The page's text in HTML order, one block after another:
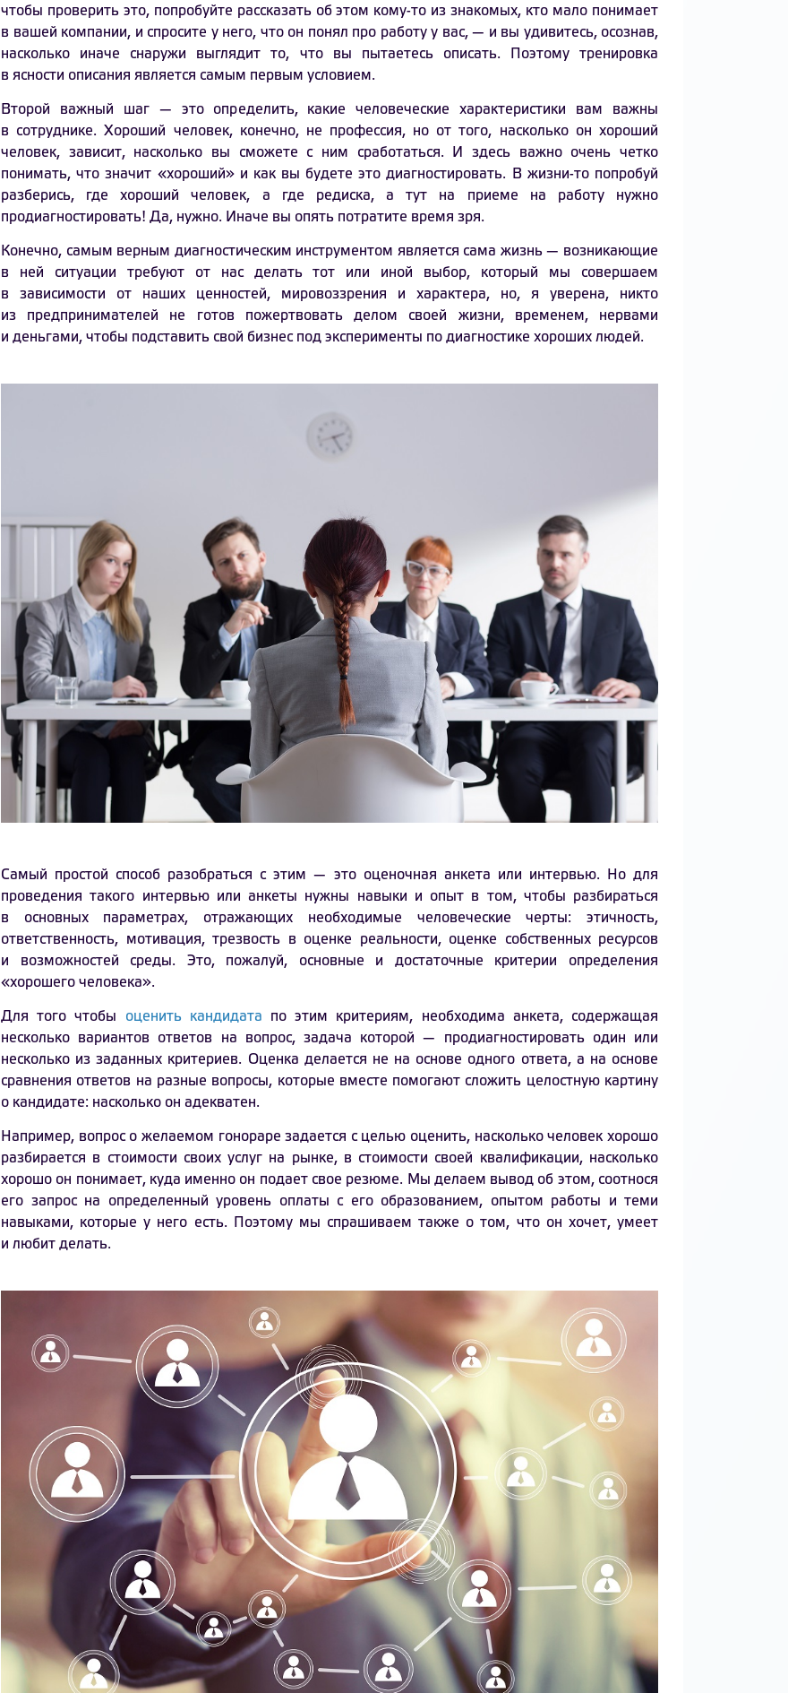
чтобы проверить это, попробуйте рассказать об этом кому-то из знакомых, кто мало понимает
в вашей компании, и спросите у него, что он понял про работу у вас, — и вы удивитесь, осознав,
насколько иначе снаружи выглядит то, что вы пытаетесь описать. Поэтому тренировка
в ясности описания является самым первым условием.
Второй важный шаг — это определить, какие человеческие характеристики вам важны
в сотруднике. Хороший человек, конечно, не профессия, но от того, насколько он хороший
человек, зависит, насколько вы сможете с ним сработаться. И здесь важно очень четко
понимать, что значит «хороший» и как вы будете это диагностировать. В жизни-то попробуй
разберись, где хороший человек, а где редиска, а тут на приеме на работу нужно
продиагностировать! Да, нужно. Иначе вы опять потратите время зря.
Конечно, самым верным диагностическим инструментом является сама жизнь — возникающие
в ней ситуации требуют от нас делать тот или иной выбор, который мы совершаем
в зависимости от наших ценностей, мировоззрения и характера, но, я уверена, никто
из предпринимателей не готов пожертвовать делом своей жизни, временем, нервами
и деньгами, чтобы подставить свой бизнес под эксперименты по диагностике хороших людей.
Самый простой способ разобраться с этим — это оценочная анкета или интервью. Но для
проведения такого интервью или анкеты нужны навыки и опыт в том, чтобы разбираться
в основных параметрах, отражающих необходимые человеческие черты: этичность,
ответственность, мотивация, трезвость в оценке реальности, оценке собственных ресурсов
и возможностей среды. Это, пожалуй, основные и достаточные критерии определения
«хорошего человека».
Для того чтобы оценить кандидата по этим критериям, необходима анкета, содержащая
несколько вариантов ответов на вопрос, задача которой — продиагностировать один или
несколько из заданных критериев. Оценка делается не на основе одного ответа, а на основе
сравнения ответов на разные вопросы, которые вместе помогают сложить целостную картину
о кандидате: насколько он адекватен.
Например, вопрос о желаемом гонораре задается с целью оценить, насколько человек хорошо
разбирается в стоимости своих услуг на рынке, в стоимости своей квалификации, насколько
хорошо он понимает, куда именно он подает свое резюме. Мы делаем вывод об этом, соотнося
его запрос на определенный уровень оплаты с его образованием, опытом работы и теми
навыками, которые у него есть. Поэтому мы спрашиваем также о том, что он хочет, умеет
и любит делать.